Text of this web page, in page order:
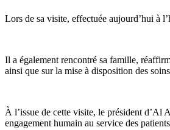
Lors de sa visite, effectuée aujourd’hui à
Il a également rencontré sa famille,
ainsi que sur la mise à disposition des
À l’issue de cette visite, le président d’Al
engagement humain au service des